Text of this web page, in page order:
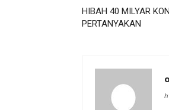
HIBAH 40 MILYAR
PERTANYAKAN